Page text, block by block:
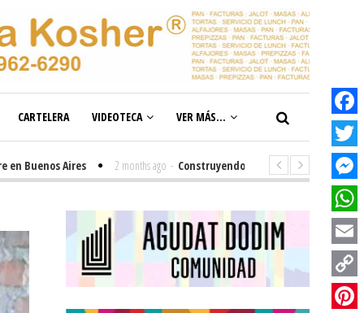
CARTELERA VIDEOTECA VER MÁS...
Aires 2 months ago - Construyendo el futuro de la inclusión en
Facebook
Twitter
Email
Copy